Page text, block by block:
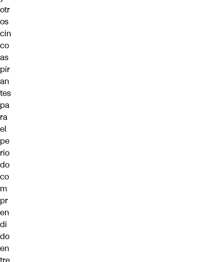
otr
os
cin
co
as
pir
an
tes
pa
ra
el
pe
rio
do
co
m
pr
en
di
do
en